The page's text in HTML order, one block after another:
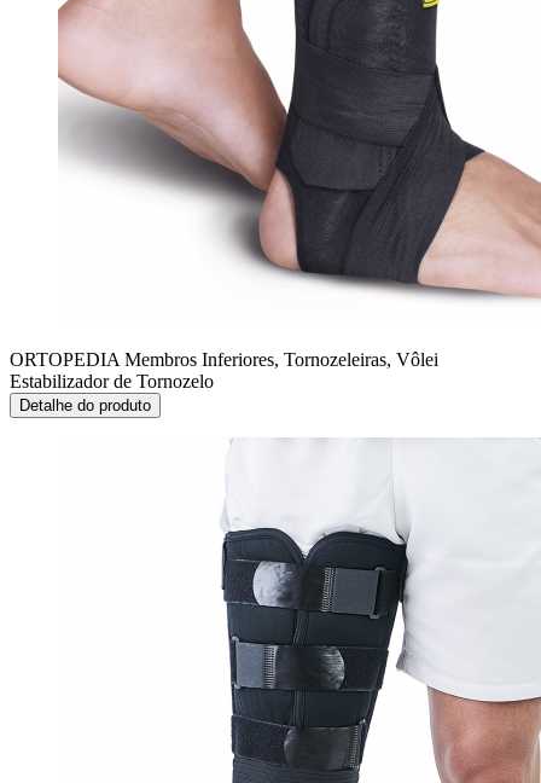
ORTOPEDIA Membros Inferiores, Tornozeleiras, Vôlei
Estabilizador de Tornozelo
Detalhe do produto